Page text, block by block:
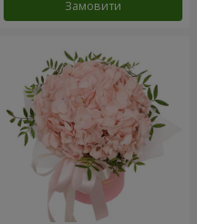
Замовити